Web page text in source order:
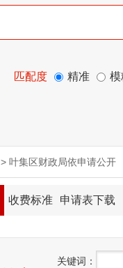
匹配度 精准 模
> 叶集区财政局依申请公开
收费标准 申请表下载
关键词：